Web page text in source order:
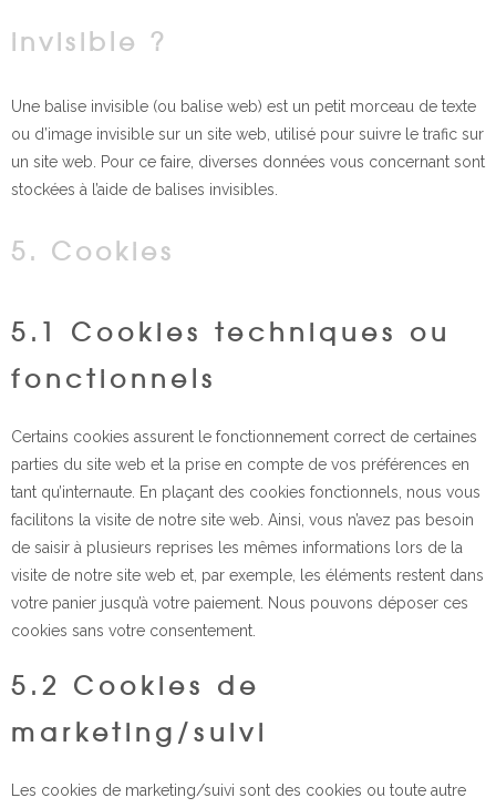
invisible ?
Une balise invisible (ou balise web) est un petit morceau de texte
ou d’image invisible sur un site web, utilisé pour suivre le trafic sur
un site web. Pour ce faire, diverses données vous concernant sont
stockées à l’aide de balises invisibles.
5. Cookies
5.1 Cookies techniques ou
fonctionnels
Certains cookies assurent le fonctionnement correct de certaines
parties du site web et la prise en compte de vos préférences en
tant qu’internaute. En plaçant des cookies fonctionnels, nous vous
facilitons la visite de notre site web. Ainsi, vous n’avez pas besoin
de saisir à plusieurs reprises les mêmes informations lors de la
visite de notre site web et, par exemple, les éléments restent dans
votre panier jusqu’à votre paiement. Nous pouvons déposer ces
cookies sans votre consentement.
5.2 Cookies de
marketing/suivi
Les cookies de marketing/suivi sont des cookies ou toute autre